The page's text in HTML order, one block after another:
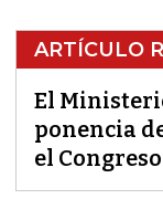
ARTÍCULO
El
ponencia
el Congreso